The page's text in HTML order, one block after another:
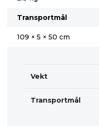
Transportmål
109 × 5 × 50 cm
Vekt
Transportmål